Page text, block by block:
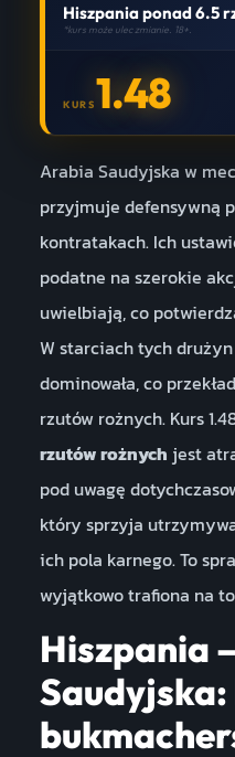
Hiszpania ponad 6.5
*kurs może ulec zmianie. 18+.
KURS1.48
Arabia Saudyjska w
przyjmuje defensywną
kontratakach. Ich
podatne na szerokie
uwielbiają, co
W starciach tych
dominowała, co
rzutów rożnych. Kurs
rzutów rożnych jest
pod uwagę
który sprzyja
ich pola karnego. To
wyjątkowo trafiona na
Hiszpania